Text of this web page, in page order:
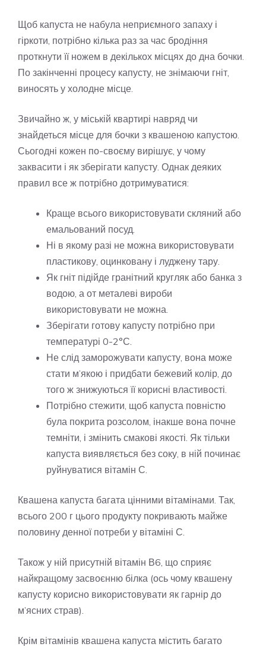
Щоб капуста не набула неприємного запаху і
гіркоти, потрібно кілька раз за час бродіння
проткнути її ножем в декількох місцях до дна бочки.
По закінченні процесу капусту, не знімаючи гніт,
виносять у холодне місце.
Звичайно ж, у міській квартирі навряд чи
знайдеться місце для бочки з квашеною капустою.
Сьогодні кожен по-своєму вирішує, у чому
заквасити і як зберігати капусту. Однак деяких
правил все ж потрібно дотримуватися:
Краще всього використовувати скляний або
емальований посуд.
Ні в якому разі не можна використовувати
пластикову, оцинковану і луджену тару.
Як гніт підійде гранітний кругляк або банка з
водою, а от металеві вироби
використовувати не можна.
Зберігати готову капусту потрібно при
температурі 0-2°С.
Не слід заморожувати капусту, вона може
стати м’якою і придбати бежевий колір, до
того ж знижуються її корисні властивості.
Потрібно стежити, щоб капуста повністю
була покрита розсолом, інакше вона почне
темніти, і змінить смакові якості. Як тільки
капуста виявляється без соку, в ній починає
руйнуватися вітамін С.
Квашена капуста багата цінними вітамінами. Так,
всього 200 г цього продукту покривають майже
половину денної потреби у вітаміні С.
Також у ній присутній вітамін В6, що сприяє
найкращому засвоєнню білка (ось чому квашену
капусту корисно використовувати як гарнір до
м’ясних страв).
Крім вітамінів квашена капуста містить багато